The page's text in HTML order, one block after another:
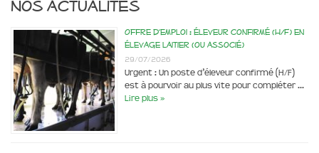
Nos actualités
Offre d’emploi : éleveur confirmé (H/F) en
élevage laitier (ou associé)
29/07/2026
Urgent : Un poste d’éleveur confirmé (H/F)
est à pourvoir au plus vite pour compléter …
Lire plus »